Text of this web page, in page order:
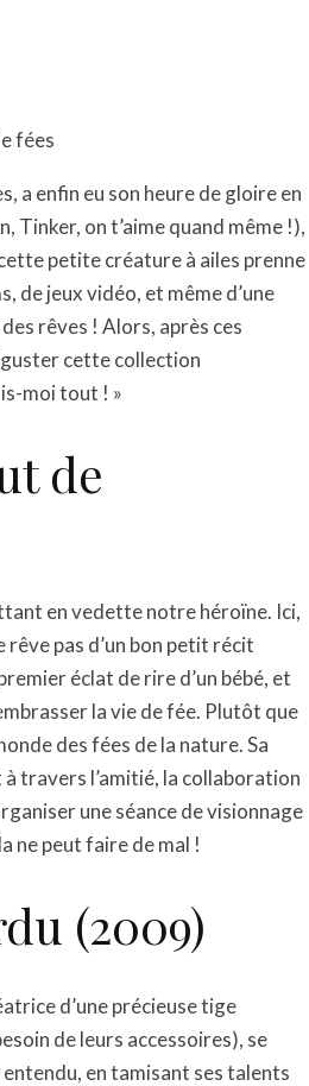
fées
a enfin eu son heure de gloire en
Tinker, on t’aime quand même !),
petite créature à ailes prenne
de jeux vidéo, et même d’une
rêves ! Alors, après ces
cette collection
moi tout ! »
de
en vedette notre héroïne. Ici,
pas d’un bon petit récit
éclat de rire d’un bébé, et
la vie de fée. Plutôt que
des fées de la nature. Sa
travers l’amitié, la collaboration
une séance de visionnage
ne peut faire de mal !
(2009)
d’une précieuse tige
de leurs accessoires), se
en tamisant ses talents